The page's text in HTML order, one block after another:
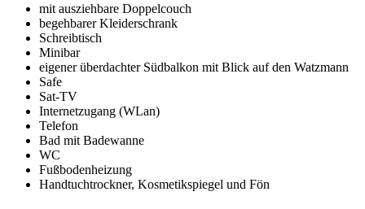
mit ausziehbare Doppelcouch
begehbarer Kleiderschrank
Schreibtisch
Minibar
eigener überdachter Südbalkon mit Blick auf den Watzmann
Safe
Sat-TV
Internetzugang (WLan)
Telefon
Bad mit Badewanne
WC
Fußbodenheizung
Handtuchtrockner, Kosmetikspiegel und Fön